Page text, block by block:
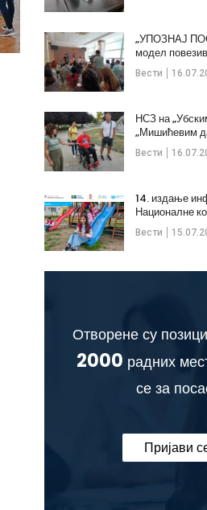
Вести
„УПОЗНАЈ
модел
стручних
Вести
НСЗ на
„Мишићевим
Вести
14. издање
Националне
дечијих
Отворене су
2000 радних
се за
Пријави